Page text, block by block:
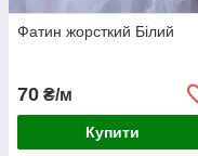
Фатин жорсткий Білий
70 ₴/м
Купити